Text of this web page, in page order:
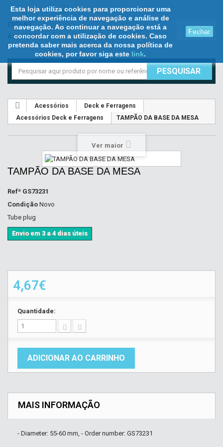
Esta loja utiliza cookies para proporcionar uma
melhor experiência de navegação e análise de
navegação. Ao continuar a navegação está a
concordar com a utilização de cookies. Caso
pretenda saber mais acerca da nossa política de
cookies, por favor siga este link.
Fechar
(vazio)
ENTRAR
A SUA CONTA
PESQUISAR
Acessórios
Deck e Ferragens
Acessórios Deck e Ferragens
TAMPÃO DA BASE DA MESA
Ver maior
TAMPÃO DA BASE DA MESA
Refª GS73231
Condição Novo
Tube plug
Envio em 3 a 4 dias úteis
4,67€
Quantidade:
ADICIONAR AO CARRINHO
MAIS INFORMAÇÃO
- Diameter: 55-60 mm, - Order number: GS73231